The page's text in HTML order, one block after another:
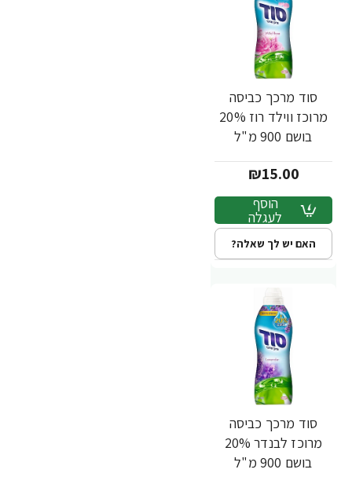
סוד מרכך כביסה
מרוכז ווילד רוז 20%
בושם 900 מ"ל
₪15.00
הוסף
לעגלה
האם יש לך שאלה?
סוד מרכך כביסה
מרוכז לבנדר 20%
בושם 900 מ"ל